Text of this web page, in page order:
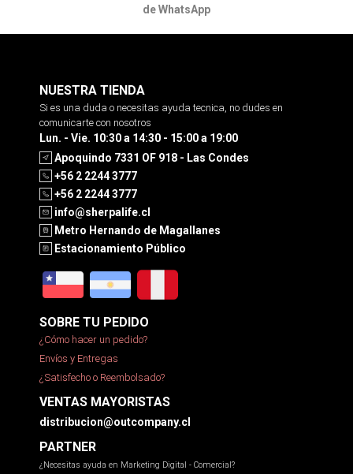
de WhatsApp
NUESTRA TIENDA
Si es una duda o necesitas ayuda tecnica, no dudes en
comunicarte con nosotros
Lun. - Vie. 10:30 a 14:30 - 15:00 a 19:00
Apoquindo 7331 OF 918 - Las Condes
+56 2 2244 3777
+56 2 2244 3777
info@sherpalife.cl
Metro Hernando de Magallanes
Estacionamiento Público
SOBRE TU PEDIDO
¿Cómo hacer un pedido?
Envíos y Entregas
¿Satisfecho o Reembolsado?
VENTAS MAYORISTAS
distribucion@outcompany.cl
PARTNER
¿Necesitas ayuda en Marketing Digital - Comercial?